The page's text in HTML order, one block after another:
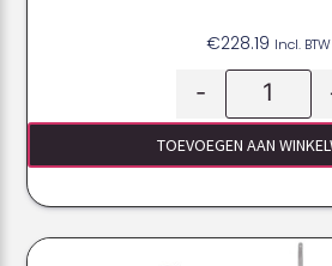
€228.19 Incl. BTW
-
TOEVOEGEN AAN